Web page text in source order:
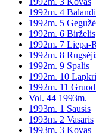
1992m. 4
1992m. 5 Gegužė
1992m. 6 Birželis
1992m. 7 Liepa-
1992m. 8
1992m. 9 Spalis
1992m. 10
1992m. 11
Vol. 44 1993m.
1993m. 1 Sausis
1993m. 2 Vasaris
1993m. 3 Kovas